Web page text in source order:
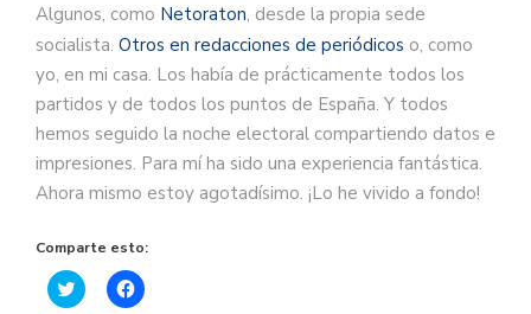
Algunos, como Netoraton, desde la propia sede
socialista. Otros en redacciones de periódicos o, como
yo, en mi casa. Los había de prácticamente todos los
partidos y de todos los puntos de España. Y todos
hemos seguido la noche electoral compartiendo datos e
impresiones. Para mí ha sido una experiencia fantástica.
Ahora mismo estoy agotadísimo. ¡Lo he vivido a fondo!
Comparte esto:
Haz
clic
Haz
clic